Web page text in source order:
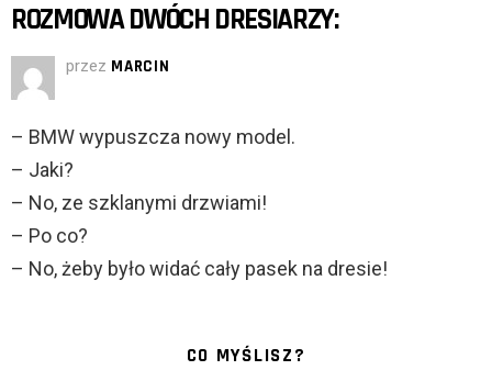
ROZMOWA DWÓCH DRESIARZY:
przez MARCIN
– BMW wypuszcza nowy model.
– Jaki?
– No, ze szklanymi drzwiami!
– Po co?
– No, żeby było widać cały pasek na dresie!
CO MYŚLISZ?